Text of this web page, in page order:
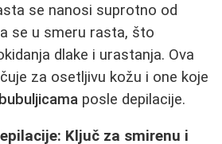
se nanosi suprotno od
se u smeru rasta, što
dlake i urastanja. Ova
za osetljivu kožu i one koje
bubuljicama posle depilacije.
Ključ za smirenu i